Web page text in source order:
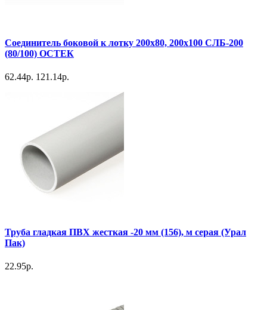
Соединитель боковой к лотку 200х80, 200х100 СЛБ-200
(80/100) ОСТЕК
62.44р. 121.14р.
Труба гладкая ПВХ жесткая -20 мм (156), м серая (Урал
Пак)
22.95р.